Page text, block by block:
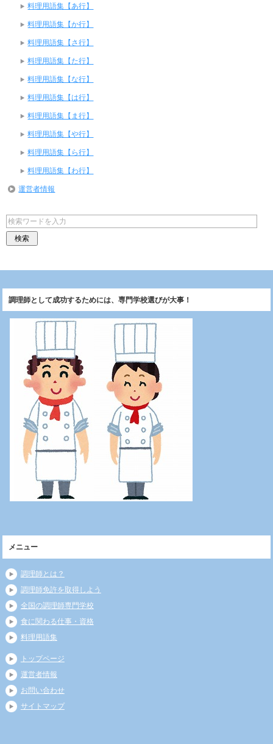
料理用語集【あ行】
料理用語集【か行】
料理用語集【さ行】
料理用語集【た行】
料理用語集【な行】
料理用語集【は行】
料理用語集【ま行】
料理用語集【や行】
料理用語集【ら行】
料理用語集【わ行】
運営者情報
調理師として成功するためには、専門学校選びが大事！
メニュー
調理師とは？
調理師免許を取得しよう
全国の調理師専門学校
食に関わる仕事・資格
料理用語集
トップページ
運営者情報
お問い合わせ
サイトマップ